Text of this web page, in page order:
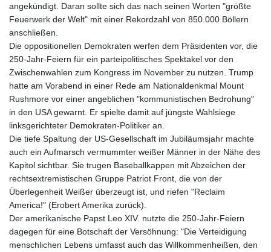
angekündigt. Daran sollte sich das nach seinen Worten "größte
Feuerwerk der Welt" mit einer Rekordzahl von 850.000 Böllern
anschließen.
Die oppositionellen Demokraten werfen dem Präsidenten vor, die
250-Jahr-Feiern für ein parteipolitisches Spektakel vor den
Zwischenwahlen zum Kongress im November zu nutzen. Trump
hatte am Vorabend in einer Rede am Nationaldenkmal Mount
Rushmore vor einer angeblichen "kommunistischen Bedrohung"
in den USA gewarnt. Er spielte damit auf jüngste Wahlsiege
linksgerichteter Demokraten-Politiker an.
Die tiefe Spaltung der US-Gesellschaft im Jubiläumsjahr machte
auch ein Aufmarsch vermummter weißer Männer in der Nähe des
Kapitol sichtbar. Sie trugen Baseballkappen mit Abzeichen der
rechtsextremistischen Gruppe Patriot Front, die von der
Überlegenheit Weißer überzeugt ist, und riefen "Reclaim
America!" (Erobert Amerika zurück).
Der amerikanische Papst Leo XIV. nutzte die 250-Jahr-Feiern
dagegen für eine Botschaft der Versöhnung: "Die Verteidigung
menschlichen Lebens umfasst auch das Willkommenheißen, den